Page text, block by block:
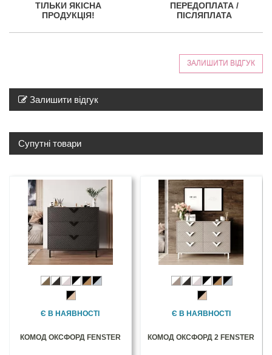
ТІЛЬКИ ЯКІСНА
ПРОДУКЦІЯ!
ПЕРЕДОПЛАТА /
ПІСЛЯПЛАТА
ЗАЛИШИТИ ВІДГУК
Залишити відгук
Супутні товари
Є В НАЯВНОСТІ
КОМОД ОКСФОРД FENSTER
Є В НАЯВНОСТІ
КОМОД ОКСФОРД 2 FENSTER